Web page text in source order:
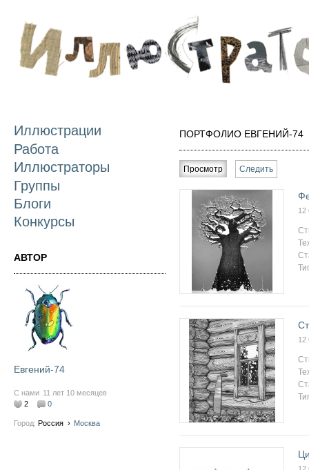
Иллюстрации
Работа
Иллюстраторы
Группы
Блоги
Конкурсы
АВТОР
Евгений-74
С нами 11 лет 10 месяцев
2
0
Город: Россия › Москва
ПОРТФОЛИО ЕВГЕНИЙ-74
Главные вкладки
Просмотр (активная вкладка)
Следить
12
12